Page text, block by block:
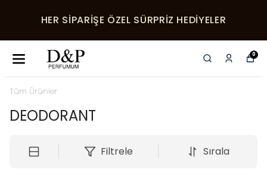
HER SIPARIŞE ÖZEL SÜRPRIZ HEDIYELER
0
Tüm Ürünler
DEODORANT
Filtrele Sırala